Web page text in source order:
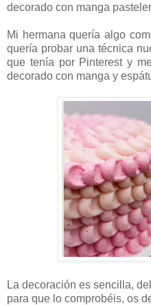
decorado con manga
Mi hermana quería algo
quería probar una técnica
que tenía por Pinterest y
decorado con manga y
La decoración es sencilla,
para que lo comprobéis, os